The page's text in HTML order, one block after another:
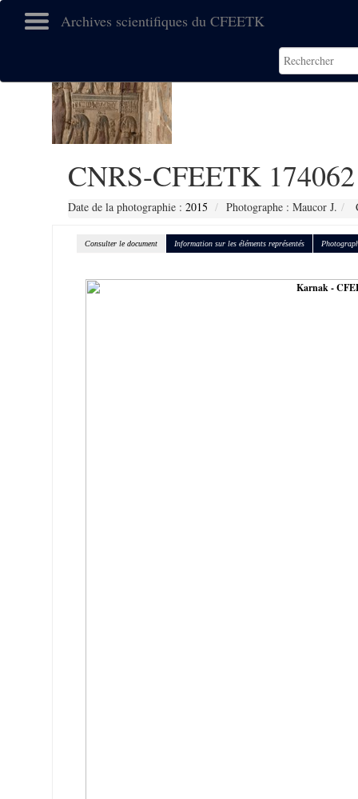
Archives scientifiques du CFEETK
CNRS-CFEETK 174062
Date de la photographie : 2015 Photographe : Maucor J.
Consulter le document Information sur les éléments représentés